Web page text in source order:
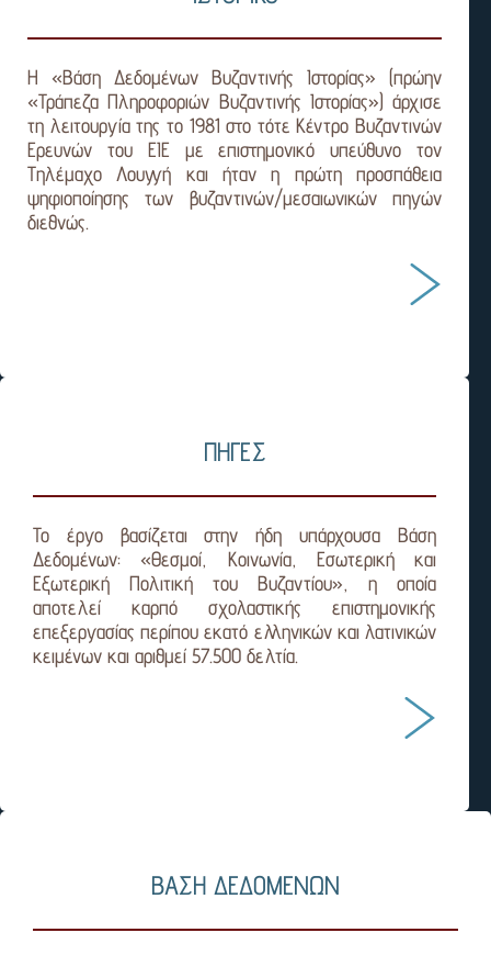
Η «Βάση Δεδομένων Βυζαντινής Ιστορίας» (πρώην
«Τράπεζα Πληροφοριών Βυζαντινής Ιστορίας») άρχισε
τη λειτουργία της το 1981 στο τότε Κέντρο Βυζαντινών
Ερευνών του ΕΙΕ με επιστημονικό υπεύθυνο τον
Τηλέμαχο Λουγγή και ήταν η πρώτη προσπάθεια
ψηφιοποίησης των βυζαντινών/μεσαιωνικών πηγών
διεθνώς.
ΠΗΓΕΣ
Το έργο βασίζεται στην ήδη υπάρχουσα Βάση
Δεδομένων: «Θεσμοί, Κοινωνία, Εσωτερική και
Εξωτερική Πολιτική του Βυζαντίου», η οποία
αποτελεί καρπό σχολαστικής επιστημονικής
επεξεργασίας περίπου εκατό ελληνικών και λατινικών
κειμένων και αριθμεί 57.500 δελτία.
ΒΑΣΗ ΔΕΔΟΜΕΝΩΝ